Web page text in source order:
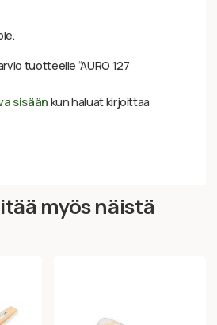
tuotteelle “AURO 127
sisään kun haluat kirjoittaa
myös näistä